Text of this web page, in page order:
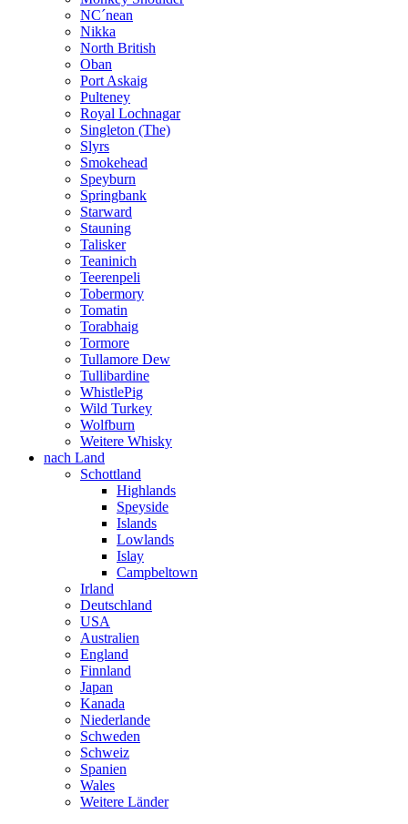
NC´nean
Nikka
North British
Oban
Port Askaig
Pulteney
Royal Lochnagar
Singleton (The)
Slyrs
Smokehead
Speyburn
Springbank
Starward
Stauning
Talisker
Teaninich
Teerenpeli
Tobermory
Tomatin
Torabhaig
Tormore
Tullamore Dew
Tullibardine
WhistlePig
Wild Turkey
Wolfburn
Weitere Whisky
nach Land
Schottland
Highlands
Speyside
Islands
Lowlands
Islay
Campbeltown
Irland
Deutschland
USA
Australien
England
Finnland
Japan
Kanada
Niederlande
Schweden
Schweiz
Spanien
Wales
Weitere Länder